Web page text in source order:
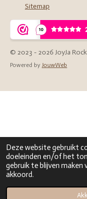
Deze website gebruikt
doeleinden en/of het
gebruik te blijven maken
akkoord.
Sitemap
© 2023 - 2026 JoyJa
Powered by JouwWeb